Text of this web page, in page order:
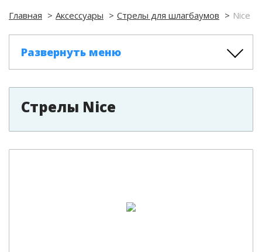
Главная Аксессуары Стрелы для шлагбаумов Nice
Развернуть меню
Стрелы Nice